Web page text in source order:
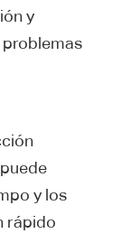
y
y los
rápido